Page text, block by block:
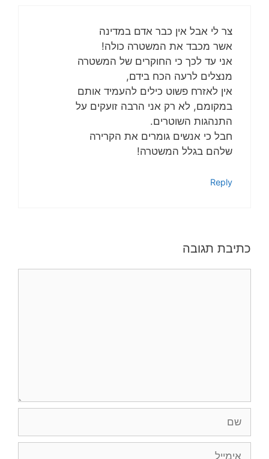
צר לי אבל אין כבר אדם במדינה
אשר מכבד את המשטרה כולה!
אני עד לכך כי החוקרים של המשטרה
מנצלים לרעה הכח בידם,
אין לאזרח פשוט כילים להעמיד אותם
במקומם, לא רק אני הרבה זועקים על
התנהגות השוטרים.
חבל כי אנשים גומרים את הקרירה
שלהם בגלל המשטרה!
Reply
כתיבת תגובה